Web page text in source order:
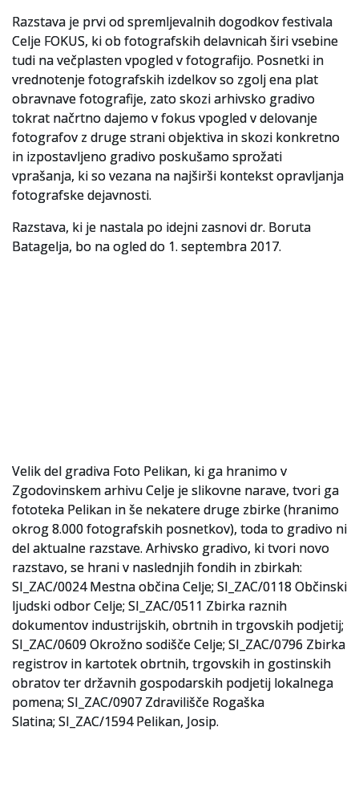
Razstava je prvi od spremljevalnih dogodkov festivala
Celje FOKUS, ki ob fotografskih delavnicah širi vsebine
tudi na večplasten vpogled v fotografijo. Posnetki in
vrednotenje fotografskih izdelkov so zgolj ena plat
obravnave fotografije, zato skozi arhivsko gradivo
tokrat načrtno dajemo v fokus vpogled v delovanje
fotografov z druge strani objektiva in skozi konkretno
in izpostavljeno gradivo poskušamo sprožati
vprašanja, ki so vezana na najširši kontekst opravljanja
fotografske dejavnosti.
Razstava, ki je nastala po idejni zasnovi dr. Boruta
Batagelja, bo na ogled do 1. septembra 2017.
Velik del gradiva Foto Pelikan, ki ga hranimo v
Zgodovinskem arhivu Celje je slikovne narave, tvori ga
fototeka Pelikan in še nekatere druge zbirke (hranimo
okrog 8.000 fotografskih posnetkov), toda to gradivo ni
del aktualne razstave. Arhivsko gradivo, ki tvori novo
razstavo, se hrani v naslednjih fondih in zbirkah:
SI_ZAC/0024 Mestna občina Celje; SI_ZAC/0118 Občinski
ljudski odbor Celje; SI_ZAC/0511 Zbirka raznih
dokumentov industrijskih, obrtnih in trgovskih podjetij;
SI_ZAC/0609 Okrožno sodišče Celje; SI_ZAC/0796 Zbirka
registrov in kartotek obrtnih, trgovskih in gostinskih
obratov ter državnih gospodarskih podjetij lokalnega
pomena; SI_ZAC/0907 Zdravilišče Rogaška
Slatina; SI_ZAC/1594 Pelikan, Josip.